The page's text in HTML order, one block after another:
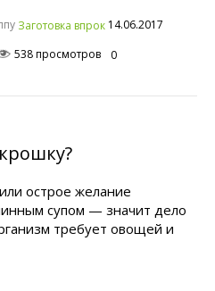
Заготовка впрок 14.06.2017
538 просмотров 0
острое желание
супом — значит дело
требует овощей и